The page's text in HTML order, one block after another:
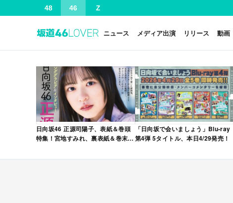
48 46 Z
ニュース メディア出演 リリース 動画
日向坂46 正源司陽子、表紙＆巻頭
特集！宮地すみれ、裏表紙＆巻末特
VOL.12」本日4/30発売！
「日向坂で会いましょう」Blu-ray
第4弾 5タイトル、本日4/29発売！